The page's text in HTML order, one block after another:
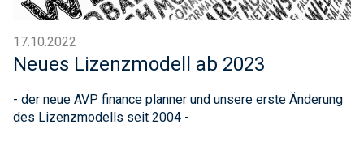
17.10.2022
Neues Lizenzmodell ab 2023
- der neue AVP finance planner und unsere erste Änderung
des Lizenzmodells seit 2004 -